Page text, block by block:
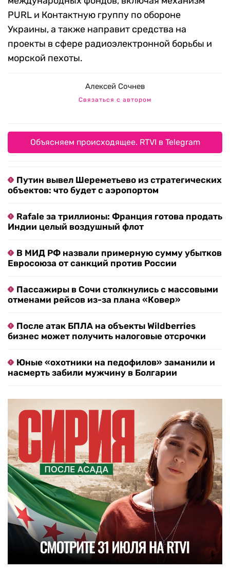
PURL и Контактную группу по обороне
Украины, а также направит средства на
проекты в сфере радиоэлектронной борьбы и
морской пехоты.
Алексей Сочнев
Связаться с автором
Объясняем происходящее. RTVI в Telegram
Путин вывел Шереметьево из стратегических
объектов: что будет с аэропортом
Rafale за триллионы: Франция готова продать
Индии целый воздушный флот
В МИД РФ назвали примерную сумму убытков
Евросоюза от санкций против России
Пассажиры в Сочи столкнулись с массовыми
отменами рейсов из-за плана «Ковер»
После атак БПЛА на объекты Wildberries
бизнес может получить налоговые отсрочки
Юные «охотники на педофилов» заманили и
насмерть забили мужчину в Болгарии